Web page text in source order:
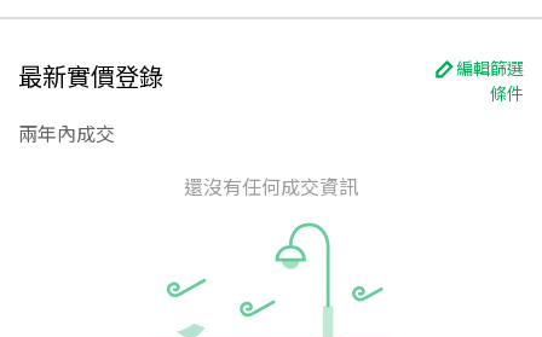
最新實價登錄
編輯篩選
條件
兩年內成交
還沒有任何成交資訊